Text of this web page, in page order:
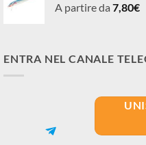
A partire da 7,80€
ENTRA NEL CANALE